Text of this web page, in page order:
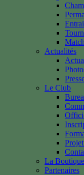
Actualités
Le Club
La Boutique
Partenaires